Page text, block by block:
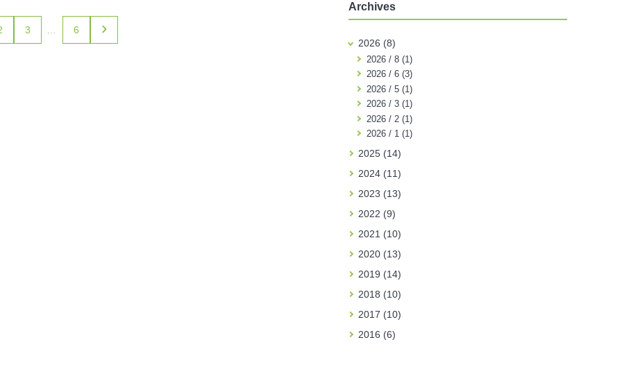
3 6 ›
Archives
2026 (8)
2026 / 8 (1)
2026 / 6 (3)
2026 / 5 (1)
2026 / 3 (1)
2026 / 2 (1)
2026 / 1 (1)
2025 (14)
2024 (11)
2023 (13)
2022 (9)
2021 (10)
2020 (13)
2019 (14)
2018 (10)
2017 (10)
2016 (6)